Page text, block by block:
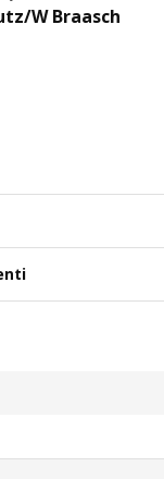
W Braasch